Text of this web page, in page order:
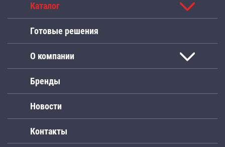
Каталог
Готовые решения
О компании
Бренды
Новости
Контакты